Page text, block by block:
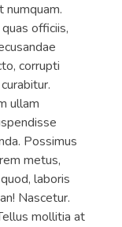
officiis,
corrupti
ullam
Possimus
metus,
laboris
Nascetur.
mollitia at